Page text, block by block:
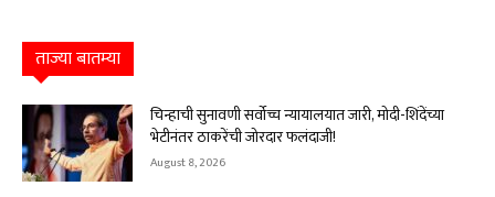
ताज्या बातम्या
चिन्हाची सुनावणी सर्वोच्च न्यायालयात जारी, मोदी-शिंदेंच्या
भेटीनंतर ठाकरेंची जोरदार फलंदाजी!
August 8, 2026